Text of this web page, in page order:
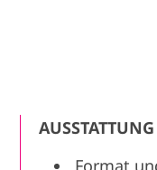
AUSSTATTUNG
Format